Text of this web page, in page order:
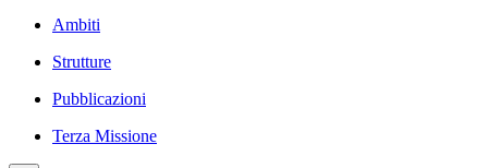
Ambiti
Strutture
Pubblicazioni
Terza Missione